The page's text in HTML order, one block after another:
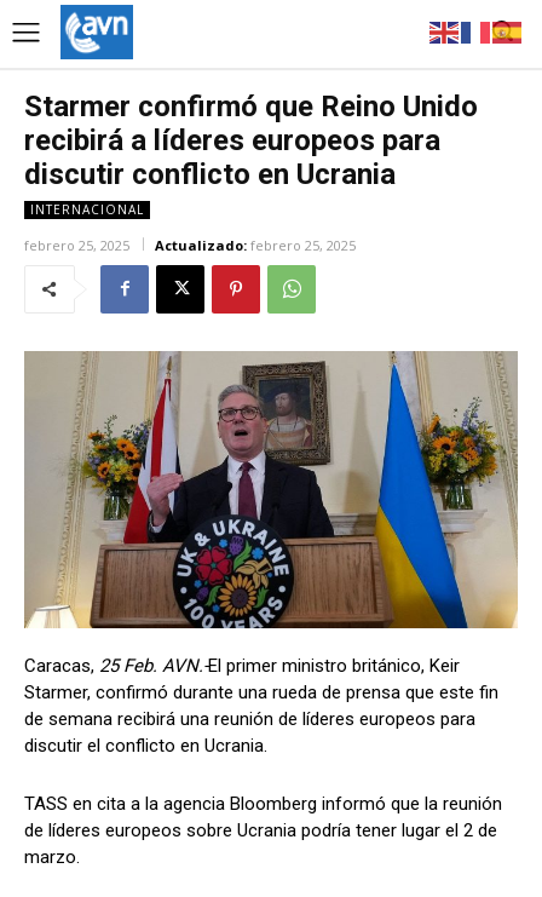
Starmer confirmó que Reino Unido
recibirá a líderes europeos para
discutir conflicto en Ucrania
INTERNACIONAL
febrero 25, 2025 Actualizado: febrero 25, 2025
Caracas, 25 Feb. AVN.-El primer ministro británico, Keir
Starmer, confirmó durante una rueda de prensa que este fin
de semana recibirá una reunión de líderes europeos para
discutir el conflicto en Ucrania.
TASS en cita a la agencia Bloomberg informó que la reunión
de líderes europeos sobre Ucrania podría tener lugar el 2 de
marzo.